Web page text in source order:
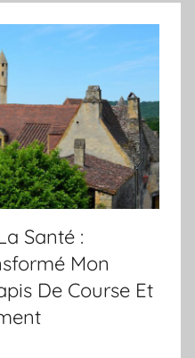
Santé :
Mon
De Course Et